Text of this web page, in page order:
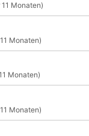
11 Monaten)
Monaten)
Monaten)
Monaten)